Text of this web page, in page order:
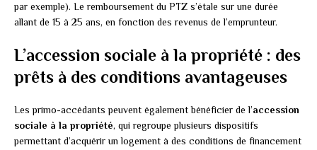
par exemple). Le remboursement du PTZ s’étale sur une durée
allant de 15 à 25 ans, en fonction des revenus de l’emprunteur.
L’accession sociale à la propriété : des
prêts à des conditions avantageuses
Les primo-accédants peuvent également bénéficier de l’accession
sociale à la propriété, qui regroupe plusieurs dispositifs
permettant d’acquérir un logement à des conditions de financement